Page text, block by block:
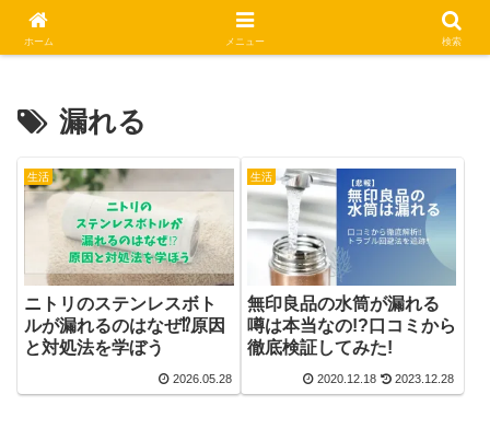
休日はステキな一日にしましょう
漏れる
生活
ニトリのステンレスボト
ルが漏れるのはなぜ⁉原因
と対処法を学ぼう
2026.05.28
生活
無印良品の水筒が漏れる
噂は本当なの!?口コミから
徹底検証してみた!
2020.12.18 2023.12.28
ホーム メニュー 検索